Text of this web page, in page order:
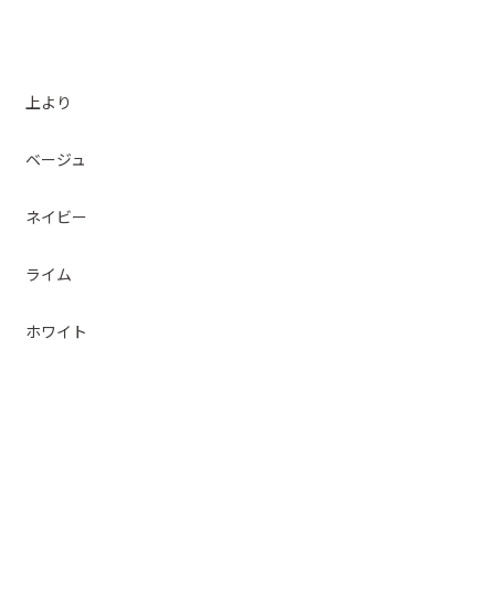
上より
ベージュ
ネイビー
ライム
ホワイト